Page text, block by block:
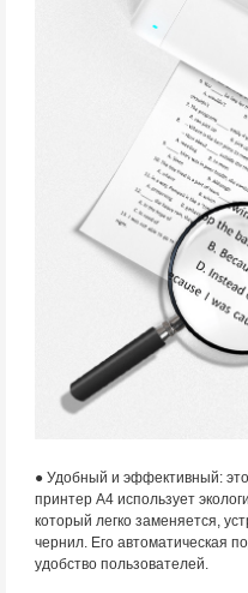
● Удобный и эффективный:
принтер A4 использует
который легко заменяется,
чернил. Его автоматическая
удобство пользователей.